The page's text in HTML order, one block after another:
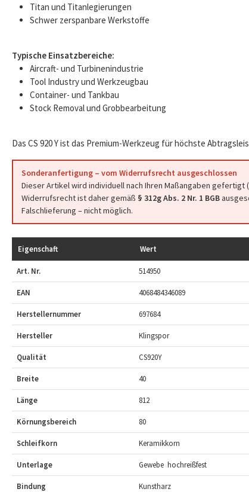
Titan und Titanlegierungen
Schwer zerspanbare Werkstoffe
Typische Einsatzbereiche:
Aircraft- und Turbinenindustrie
Tool Industry und Werkzeugbau
Container- und Tankbau
Stock Removal und Grobbearbeitung
Das CS 920 Y ist das Premium-Werkzeug für höchste
Sonderanfertigung – vom Widerrufsrecht ausgeschlossen
Dieser Artikel wird individuell nach Ihren Maßangaben
Widerrufsrecht ist daher gemäß § 312g Abs. 2 Nr. 1 BGB
Falschlieferung – nicht möglich.
Eigenschaft Wert
Art. Nr. 514950
EAN 4068484346089
Herstellernummer 697684
Hersteller Klingspor
Qualität CS920Y
Breite 40
Länge 812
Körnungsbereich 80
Schleifkorn Keramikkorn
Unterlage Gewebe  hochreißfest
Bindung Kunstharz